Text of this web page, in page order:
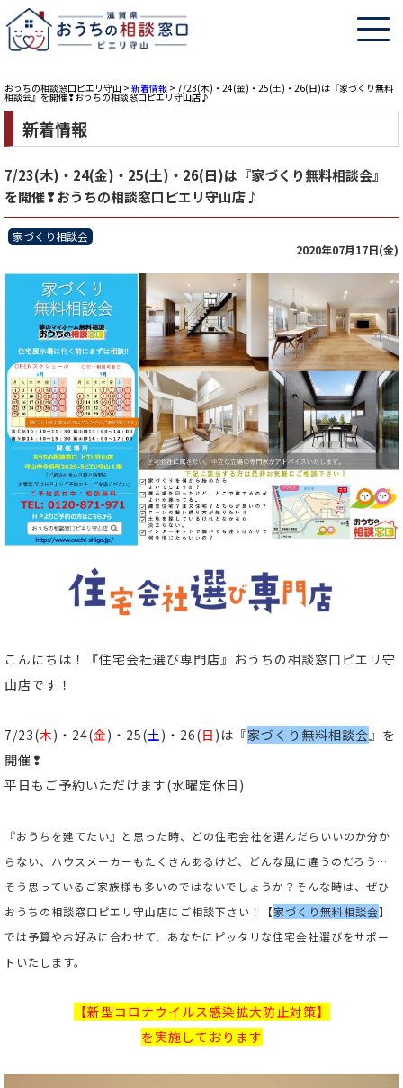
おうちの相談窓口ピエリ守山 > 新着情報 > 7/23(木)・24(金)・25(土)・26(日)は『家づくり無料
相談会』を開催❢おうちの相談窓口ピエリ守山店♪
新着情報
7/23(木)・24(金)・25(土)・26(日)は『家づくり無料相談会』
を開催❢おうちの相談窓口ピエリ守山店♪
家づくり相談会
2020年07月17日(金)
こんにちは！
『住宅会社選び専門店』おうちの相談窓口ピエリ守
山店です！
7/23(木)・24(金)・25(土)・26(日 )は『家づくり無料相談会』を
開催❢
平日もご予約いただけます(水曜定休日)
『おうちを建てたい』と思った時、どの住宅会社を選んだらいいのか分か
らない、ハウスメーカーもたくさんあるけど、どんな風に違うのだろう…
そう思っているご家族様も多いのではないでしょうか？そんな時は、ぜひ
おうちの相談窓口ピエリ守山店にご相談下さい！【家づくり無料相談会】
では予算やお好みに合わせて、あなたにピッタリな住宅会社選びをサポー
トいたします。
【新型コロナウイルス感染拡大防止対策】
を実施しております